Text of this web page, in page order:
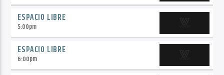
ESPACIO LIBRE
5:00pm
ESPACIO LIBRE
6:00pm